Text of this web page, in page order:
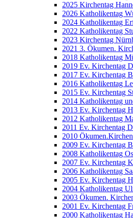
2025 Kirchentag
2026 Katholikentag
2024 Katholikentag
2022 Katholikentag
2023 Kirchentag
2021 3. Ökumen.
2018 Katholikentag
2019 Ev. Kirchentag
2017 Ev. Kirchentag
2016 Katholikentag
2015 Ev. Kirchentag
2014 Katholikentag
2013 Ev. Kirchentag
2012 Katholikentag
2011 Ev. Kirchentag
2010
2009 Ev. Kirchentag
2008 Katholikentag
2007 Ev. Kirchentag
2006 Katholikentag
2005 Ev. Kirchentag
2004 Katholikentag
2003 Ökumen.
2001 Ev. Kirchentag
2000 Katholikentag